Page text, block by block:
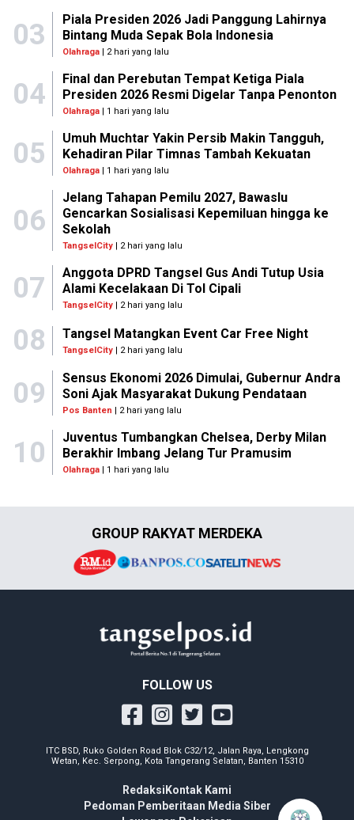
03
Piala Presiden 2026 Jadi Panggung Lahirnya
Bintang Muda Sepak Bola Indonesia
Olahraga| 2 hari yang lalu
04
Final dan Perebutan Tempat Ketiga Piala
Presiden 2026 Resmi Digelar Tanpa Penonton
Olahraga| 1 hari yang lalu
05
Umuh Muchtar Yakin Persib Makin Tangguh,
Kehadiran Pilar Timnas Tambah Kekuatan
Olahraga| 1 hari yang lalu
06
Jelang Tahapan Pemilu 2027, Bawaslu
Gencarkan Sosialisasi Kepemiluan hingga ke
Sekolah
TangselCity| 2 hari yang lalu
07
Anggota DPRD Tangsel Gus Andi Tutup Usia
Alami Kecelakaan Di Tol Cipali
TangselCity| 2 hari yang lalu
08 Tangsel Matangkan Event Car Free Night
TangselCity | 2 hari yang lalu
09
Sensus Ekonomi 2026 Dimulai, Gubernur Andra
Soni Ajak Masyarakat Dukung Pendataan
Pos Banten | 2 hari yang lalu
10
Juventus Tumbangkan Chelsea, Derby Milan
Berakhir Imbang Jelang Tur Pramusim
Olahraga| 1 hari yang lalu
GROUP RAKYAT MERDEKA
FOLLOW US
ITC BSD, Ruko Golden Road Blok C32/12, Jalan Raya, Lengkong
Wetan, Kec. Serpong, Kota Tangerang Selatan, Banten 15310
Redaksi Kontak Kami
Pedoman Pemberitaan Media Siber